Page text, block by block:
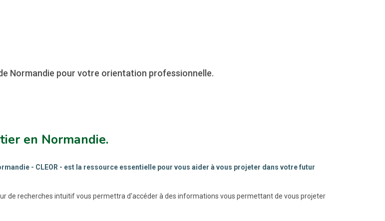
Normandie pour votre orientation professionnelle.
en Normandie.
- CLEOR - est la ressource essentielle pour vous aider à vous projeter dans votre futur
de recherches intuitif vous permettra d'accéder à des informations vous permettant de vous projeter